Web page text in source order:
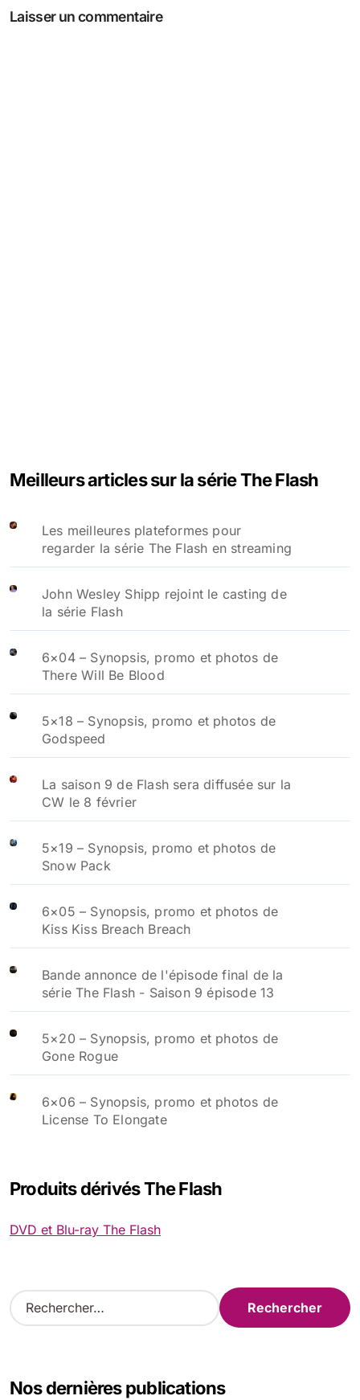
Laisser un commentaire
Meilleurs articles sur la série The Flash
Les meilleures plateformes pour
regarder la série The Flash en streaming
John Wesley Shipp rejoint le casting de
la série Flash
6×04 – Synopsis, promo et photos de
There Will Be Blood
5×18 – Synopsis, promo et photos de
Godspeed
La saison 9 de Flash sera diffusée sur la
CW le 8 février
5×19 – Synopsis, promo et photos de
Snow Pack
6×05 – Synopsis, promo et photos de
Kiss Kiss Breach Breach
Bande annonce de l'épisode final de la
série The Flash - Saison 9 épisode 13
5×20 – Synopsis, promo et photos de
Gone Rogue
6×06 – Synopsis, promo et photos de
License To Elongate
Produits dérivés The Flash
DVD et Blu-ray The Flash
R
e
rNos dernières publications